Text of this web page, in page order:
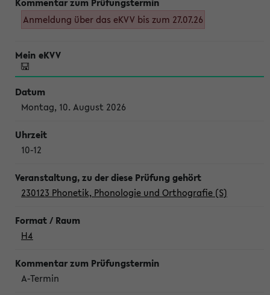
Anmeldung über das eKVV bis zum 27.07.26
Montag, 10. August 2026
10-12
230123 Phonetik, Phonologie und Orthografie (S)
H4
A-Termin